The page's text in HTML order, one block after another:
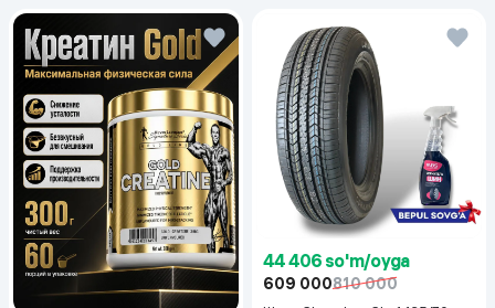
44 406 so'm/oyga
609 000810 000